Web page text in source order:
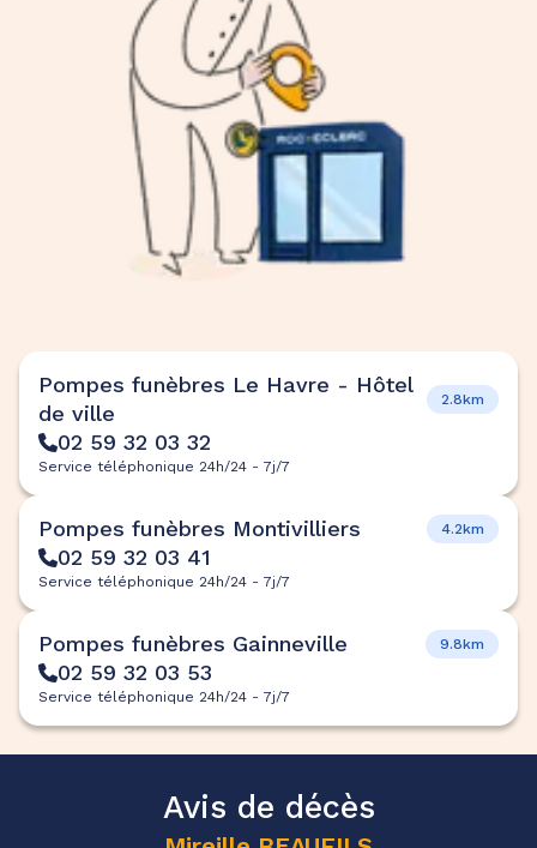
Pompes funèbres Le Havre - Hôtel
de ville
2.8km
02 59 32 03 32
Service téléphonique 24h/24 - 7j/7
Pompes funèbres Montivilliers 4.2km
02 59 32 03 41
Service téléphonique 24h/24 - 7j/7
Pompes funèbres Gainneville 9.8km
02 59 32 03 53
Service téléphonique 24h/24 - 7j/7
Avis de décès